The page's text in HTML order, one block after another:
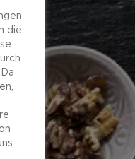
die